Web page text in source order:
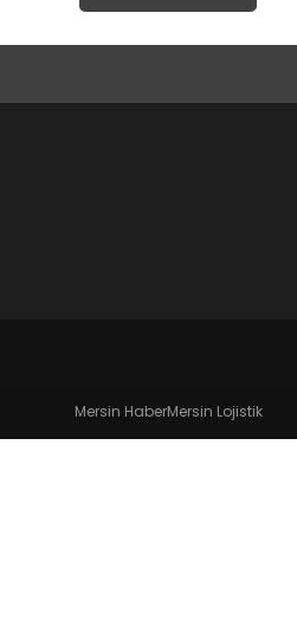
Mersin HaberMersin Lojistik